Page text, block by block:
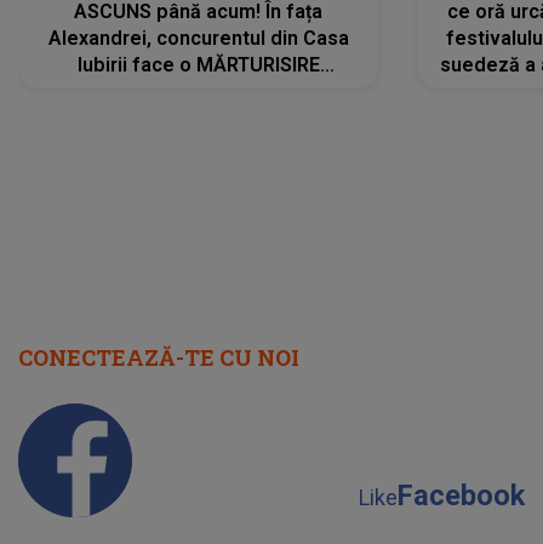
ASCUNS până acum! În fața
Alexandrei, concurentul din Casa
Iubirii face o MĂRTURISIRE
ce oră
suedeză a
CONECTEAZĂ-TE CU NOI
LikeFacebook